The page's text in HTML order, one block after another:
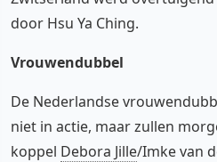
door Hsu Ya Ching.
Vrouwendubbel
De Nederlandse
niet in actie, maar zullen
koppel Debora Jille/Imke van